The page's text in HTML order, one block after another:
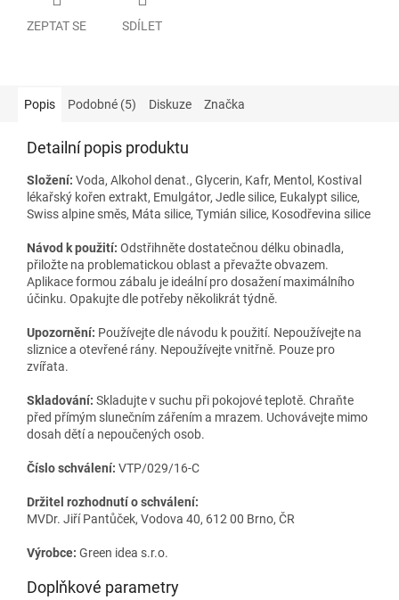
ZEPTAT SE SDÍLET
Popis Podobné (5) Diskuze Značka
Detailní popis produktu
Složení: Voda, Alkohol denat., Glycerin, Kafr, Mentol, Kostival
lékařský kořen extrakt, Emulgátor, Jedle silice, Eukalypt silice,
Swiss alpine směs, Máta silice, Tymián silice, Kosodřevina silice
Návod k použití: Odstřihněte dostatečnou délku obinadla,
přiložte na problematickou oblast a převažte obvazem.
Aplikace formou zábalu je ideální pro dosažení maximálního
účinku. Opakujte dle potřeby několikrát týdně.
Upozornění: Používejte dle návodu k použití. Nepoužívejte na
sliznice a otevřené rány. Nepoužívejte vnitřně. Pouze pro
zvířata.
Skladování: Skladujte v suchu při pokojové teplotě. Chraňte
před přímým slunečním zářením a mrazem. Uchovávejte mimo
dosah dětí a nepoučených osob.
Číslo schválení: VTP/029/16-C
Držitel rozhodnutí o schválení:
MVDr. Jiří Pantůček, Vodova 40, 612 00 Brno, ČR
Výrobce: Green idea s.r.o.
Doplňkové parametry